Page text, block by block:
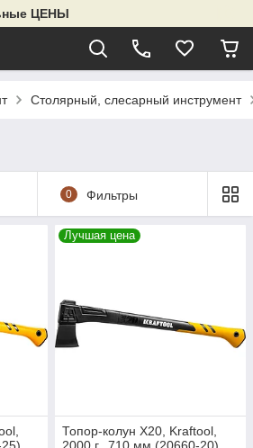
ЦЕНЫ
Столярный, слесарный инструмент
0 Фильтры
Лучшая цена
Топор-колун Х20, Kraftool,